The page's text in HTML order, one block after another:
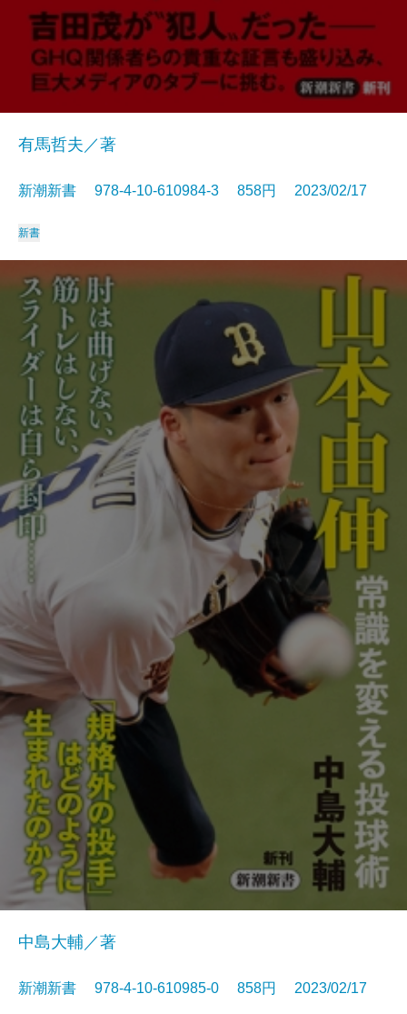
有馬哲夫／著
新潮新書 978-4-10-610984-3 858円 2023/02/17
新書
中島大輔／著
新潮新書 978-4-10-610985-0 858円 2023/02/17